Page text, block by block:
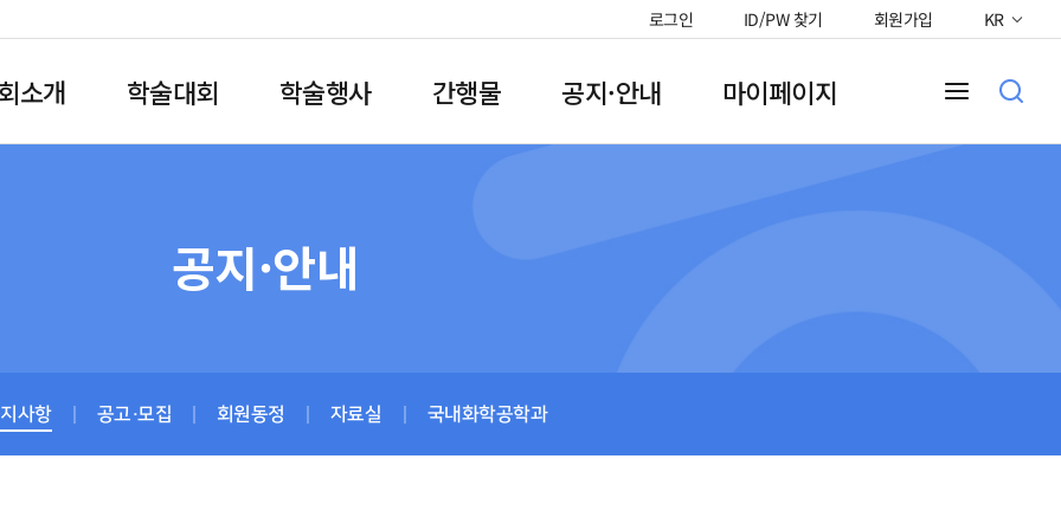
로그인 ID/PW 찾기 회원가입 KR
소개 학술대회 학술행사 간행물 공지·안내 마이페이지
공지·안내
사항 공고·모집 회원동정 자료실 국내화학공학과